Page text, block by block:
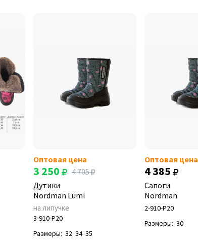
Оптовая цена
3 250
4 705
Дутики
Nordman Lumi
на липучке
3-910-P20
Размеры: 32 34 35
Оптовая цена
4 385
Сапоги
Nordman
2-910-P20
Размеры: 30